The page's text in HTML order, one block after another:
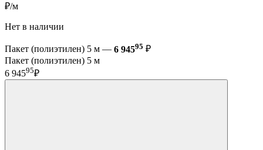
₽/м
Нет в наличии
Пакет (полиэтилен) 5 м — 6 94595 ₽
Пакет (полиэтилен) 5 м
6 94595₽